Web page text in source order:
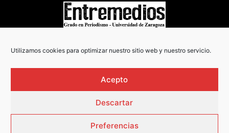
Utilizamos cookies para optimizar nuestro sitio web y nuestro servicio.
Acepto
Descartar
Preferencias